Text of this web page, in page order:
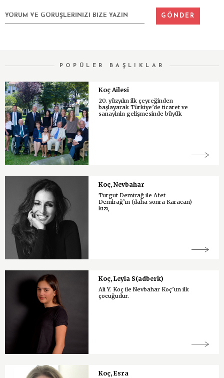
POPÜLER BAŞLIKLAR
Koç Ailesi
20. yüzyılın ilk çeyreğinden
başlayarak Türkiye’de ticaret ve
sanayinin gelişmesinde büyük
Koç, Nevbahar
Turgut Demirağ ile Afet
Demirağ’ın (daha sonra Karacan)
kızı,
Koç, Leyla S(adberk)
Ali Y. Koç ile Nevbahar Koç’un ilk
çocuğudur.
Koç, Esra